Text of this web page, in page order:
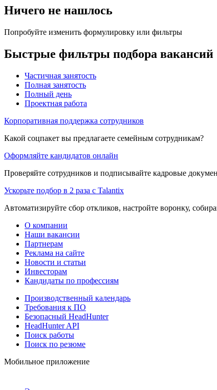
Ничего не нашлось
Попробуйте изменить формулировку или фильтры
Быстрые фильтры подбора вакансий
Частичная занятость
Полная занятость
Полный день
Проектная работа
Корпоративная поддержка сотрудников
Какой соцпакет вы предлагаете семейным сотрудникам?
Оформляйте кандидатов онлайн
Проверяйте сотрудников и подписывайте кадровые
Ускорьте подбор в 2 раза с Talantix
Автоматизируйте сбор откликов, настройте воронку,
О компании
Наши вакансии
Партнерам
Реклама на сайте
Новости и статьи
Инвесторам
Кандидаты по профессиям
Производственный календарь
Требования к ПО
Безопасный HeadHunter
HeadHunter API
Поиск работы
Поиск по резюме
Мобильное приложение